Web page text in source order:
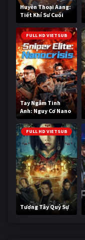
Huyền Thoại Aang:
Tiết Khí Sư Cuối
Cùng
FULL HD VIETSUB
Tay Ngắm Tinh
Anh: Nguy Cơ Nano
FULL HD VIETSUB
Tương Tây Quỷ Sự